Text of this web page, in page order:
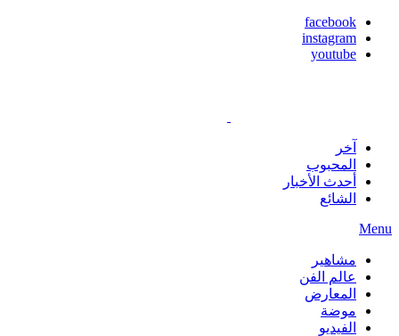
facebook
instagram
youtube
آخر
المحبوب
أحدث الأخبار
الشائع
Menu
مشاهير
عالم الفن
المعارض
موضة
الفيديو